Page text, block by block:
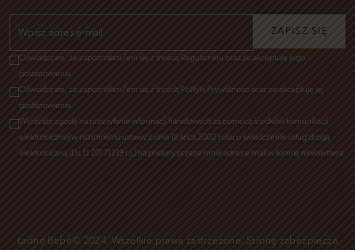
Oświadczam, że zapoznałam/em się z treścią Regulaminu oraz że akceptuję jego
postanowienia
Oświadczam, że zapoznałam/em się z treścią Polityki Prywatności oraz że akceptuję jej
postanowienia
Wyrażam zgodę na przesyłanie informacji handlowych za pomocą środków komunikacji
elektronicznej w rozumieniu ustawy z dnia 18 lipca 2002 roku o świadczenie usług drogą
elektroniczną (Dz.U.2017.1219 t.j.) na podany przeze mnie adres e-mail w formie newslettera
Ładne Bebe© 2024. Wszelkie prawa zastrzeżone. Stronę zabezpiecza